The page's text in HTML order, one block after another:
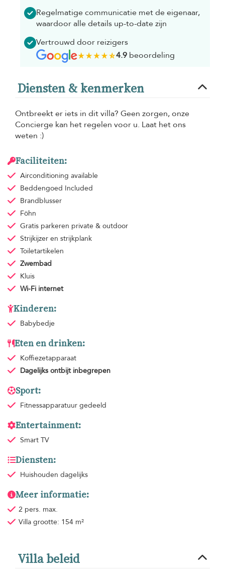
Regelmatige communicatie met de eigenaar,
waardoor alle details up-to-date zijn
Vertrouwd door reizigers
4.9beoordeling
Diensten & kenmerken
Ontbreekt er iets in dit villa? Geen zorgen, onze
Concierge kan het regelen voor u. Laat het ons
weten :)
Faciliteiten:
Airconditioning available
Beddengoed Included
Brandblusser
Föhn
Gratis parkeren private & outdoor
Strijkijzer en strijkplank
Toiletartikelen
Zwembad
Kluis
Wi-Fi internet
Kinderen:
Babybedje
Eten en drinken:
Koffiezetapparaat
Dagelijks ontbijt inbegrepen
Sport:
Fitnessapparatuur gedeeld
Entertainment:
Smart TV
Diensten:
Huishouden dagelijks
Meer informatie:
2 pers. max.
Villa grootte: 154 m²
Villa beleid